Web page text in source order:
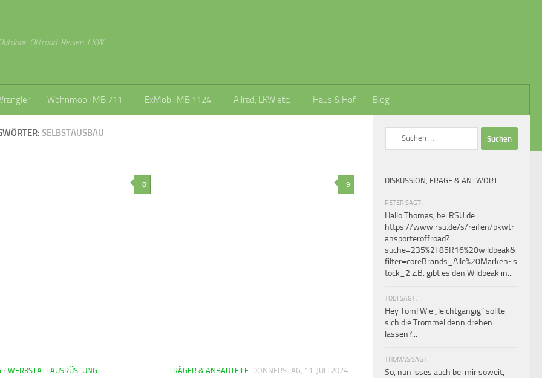
Offroad. Reisen. LKW.
Wohnmobil MB 711 ExMobil MB 1124 Allrad, LKW etc. Haus & Hof Blog
SELBSTAUSBAU
8
/ WERKSTATTAUSRÜSTUNG
9
TRÄGER & ANBAUTEILE DONNERSTAG, 11. JULI 2024
DISKUSSION, FRAGE & ANTWORT
PETER SAGT:
Hallo Thomas, bei RSU.de
https://www.rsu.de/s/reifen/pkwtr
ansporteroffroad?
suche=235%2F85R16%20wildpeak&
filter=coreBrands_Alle%20Marken~s
tock_2 z.B. gibt es den Wildpeak in...
TOBI SAGT:
Hey Tom! Wie „leichtgängig“ sollte
sich die Trommel denn drehen
lassen?...
THOMAS SAGT:
So, nun isses auch bei mir soweit,